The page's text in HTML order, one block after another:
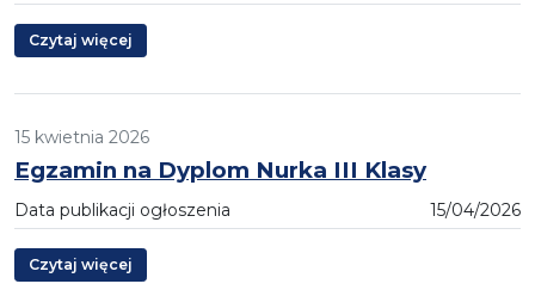
Czytaj więcej
15 kwietnia 2026
Egzamin na Dyplom Nurka III Klasy
Data publikacji ogłoszenia 15/04/2026
Czytaj więcej